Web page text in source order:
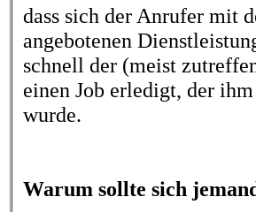
dass sich der Anrufer mit
angebotenen
schnell der (meist
einen Job erledigt, der
wurde.
Warum sollte sich